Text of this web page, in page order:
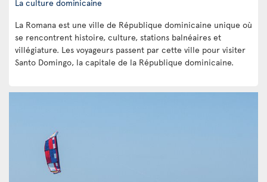
La culture dominicaine
La Romana est une ville de République dominicaine unique où
se rencontrent histoire, culture, stations balnéaires et
villégiature. Les voyageurs passent par cette ville pour visiter
Santo Domingo, la capitale de la République dominicaine.